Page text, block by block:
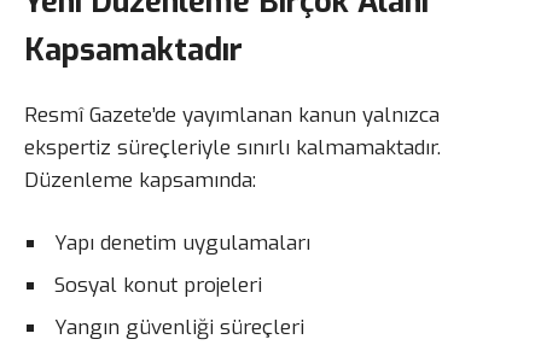
Kapsamaktadır
Resmî Gazete’de yayımlanan kanun yalnızca
ekspertiz süreçleriyle sınırlı kalmamaktadır.
Düzenleme kapsamında:
Yapı denetim uygulamaları
Sosyal konut projeleri
Yangın güvenliği süreçleri